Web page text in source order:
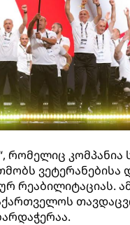
კომპანია
ვეტერანებისა
რეაბილიტაციას.